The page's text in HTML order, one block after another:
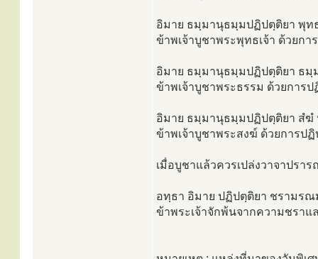
อิมาย ธมฺมานุธมฺมปฏิปตฺติยา พุท
ข้าพเจ้าบูชาพระพุทธเจ้า ด้วยก
อิมาย ธมฺมานุธมฺมปฏิปตฺติยา ธมฺ
ข้าพเจ้าบูชาพระธรรม ด้วยการ
อิมาย ธมฺมานุธมฺมปฏิปตฺติยา สํฆํ
ข้าพเจ้าบูชาพระสงฆ์ ด้วยการป
เมื่อบูชาแล้วควรเปล่งวาจาปราร
อทฺธา อิมาย ปฏิปตฺติยา ชรามร
ข้าพระเจ้าจักพ้นจากความชรา